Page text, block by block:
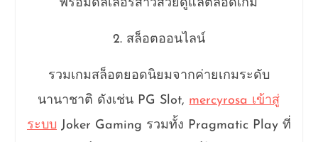
พร้อมดีลเลอร์สาวสวยดูแลตลอดเกม
2. สล็อตออนไลน์
รวมเกมสล็อตยอดนิยมจากค่ายเกมระดับ
นานาชาติ ดังเช่น PG Slot, mercyrosa เข้าสู่
ระบบ Joker Gaming รวมทั้ง Pragmatic Play ที่